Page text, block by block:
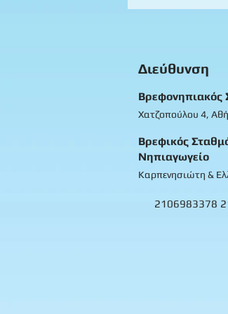
Διεύθυνση
Βρεφονηπιακός
Χατζοπούλου 4,
Βρεφικός
Νηπιαγωγείο
Καρπενησιώτη &
2106983378